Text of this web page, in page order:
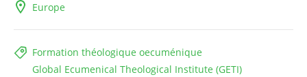
Europe
Formation théologique oecuménique
Global Ecumenical Theological Institute (GETI)